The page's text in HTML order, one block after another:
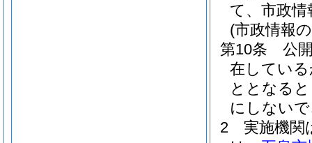
て、市政
(市政情報
第10条
公
在してい
ととなる
にしない
2
実施機関